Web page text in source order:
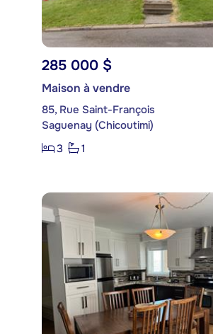
285 000 $
Maison à vendre
85, Rue Saint-François
Saguenay (Chicoutimi)
3
1